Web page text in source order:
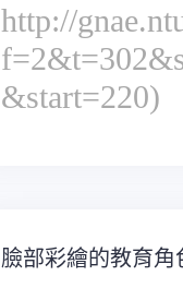
http://
&start=220)
文
臉部彩繪的教育角